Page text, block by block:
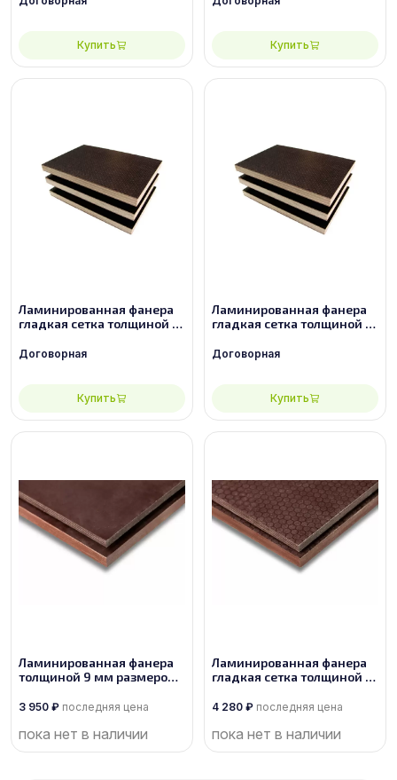
Купить Купить
Ламинированная фанера
гладкая сетка толщиной 9
сорт 2/2
Договорная
Купить
Ламинированная фанера
гладкая сетка толщиной 9
сорт 3/3
Договорная
Купить
Ламинированная фанера
толщиной 9 мм размером
3 950 ₽ последняя цена
пока нет в наличии
Ламинированная фанера
гладкая сетка толщиной 9
сорт 1/1
4 280 ₽ последняя цена
пока нет в наличии